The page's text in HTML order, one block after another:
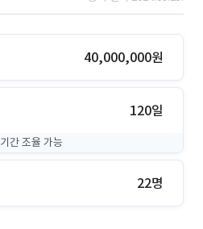
40,000,000원
120일
기간 조율 가능
22명